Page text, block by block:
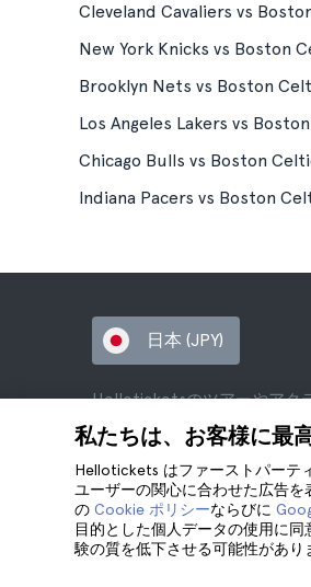
Cleveland Cavaliers vs
New York Knicks vs Boston
Brooklyn Nets vs Boston
Los Angeles Lakers vs
Chicago Bulls vs Boston
Indiana Pacers vs Boston
私たちは、お客様に最
Hellotickets はファーストパーテ
ユーザーの関心に合わせた広告
の Cookie ポリシーならびに
目的とした個人データの使用に同
験の質を低下させる可能性があり
日本 (JPY)
Helloticketsのツアーやアク
界を巡る素敵な思い出作りを
© Hello Ticket, SL.